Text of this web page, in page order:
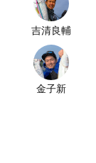
吉清良輔
金子新